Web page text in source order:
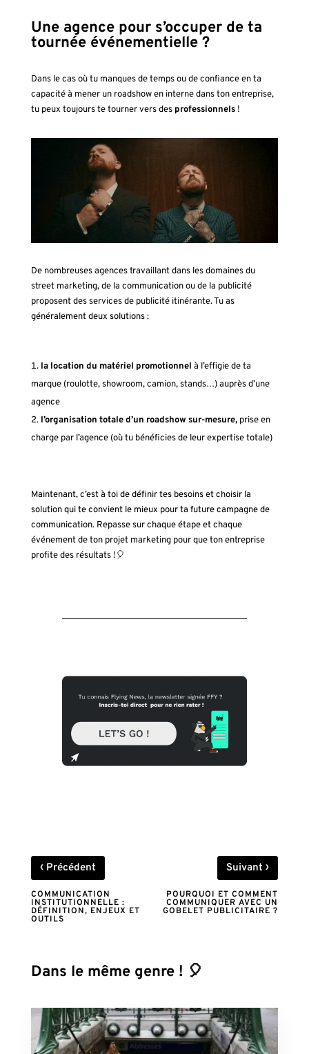
Une agence pour s’occuper de ta
tournée événementielle ?
Dans le cas où tu manques de temps ou de confiance en ta
capacité à mener un roadshow en interne dans ton entreprise,
tu peux toujours te tourner vers des professionnels !
De nombreuses agences travaillant dans les domaines du
street marketing, de la communication ou de la publicité
proposent des services de publicité itinérante. Tu as
généralement deux solutions :
la location du matériel promotionnel à l’effigie de ta
marque (roulotte, showroom, camion, stands…) auprès d’une
agence
l’organisation totale d’un roadshow sur-mesure,prise en
charge par l’agence (où tu bénéficies de leur expertise totale)
Maintenant, c’est à toi de définir tes besoins et choisir la
solution qui te convient le mieux pour ta future campagne de
communication. Repasse sur chaque étape et chaque
événement de ton projet marketing pour que ton entreprise
profite des résultats !🎈
‹Précédent
COMMUNICATION
INSTITUTIONNELLE :
DÉFINITION, ENJEUX ET
OUTILS
Suivant›
POURQUOI ET COMMENT
COMMUNIQUER AVEC UN
GOBELET PUBLICITAIRE ?
Dans le même genre ! 🎈